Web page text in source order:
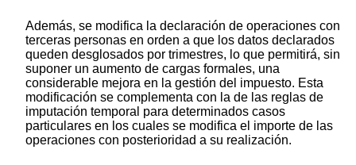
Además, se modifica la declaración de operaciones con
terceras personas en orden a que los datos declarados
queden desglosados por trimestres, lo que permitirá, sin
suponer un aumento de cargas formales, una
considerable mejora en la gestión del impuesto. Esta
modificación se complementa con la de las reglas de
imputación temporal para determinados casos
particulares en los cuales se modifica el importe de las
operaciones con posterioridad a su realización.